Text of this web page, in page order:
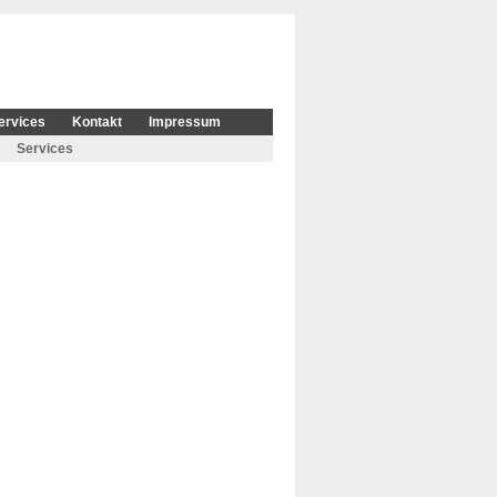
Kontakt
Impressum
Services